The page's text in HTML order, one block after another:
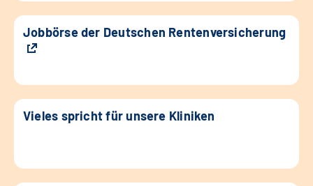
Jobbörse der Deutschen Rentenversicherung
Vieles spricht für unsere Kliniken